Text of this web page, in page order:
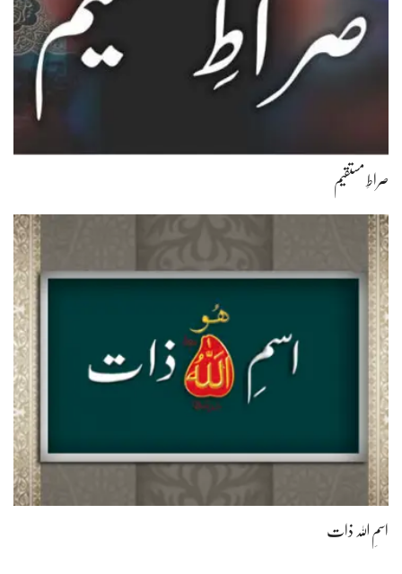
صراطِ مستقیم
اسمِ اللہ ذات